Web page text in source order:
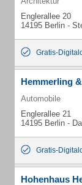
Englerallee 20
14195 Berlin -
Gratis-
Hemmerling
Automobile
Englerallee 21
14195 Berlin -
Gratis-
Hohenhaus